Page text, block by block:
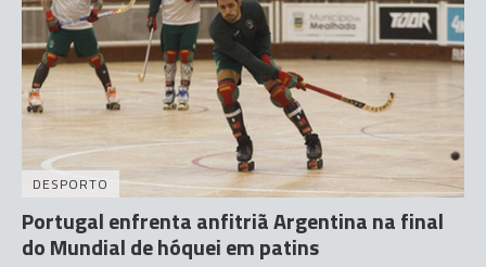
DESPORTO
Portugal enfrenta anfitriã Argentina na final
do Mundial de hóquei em patins